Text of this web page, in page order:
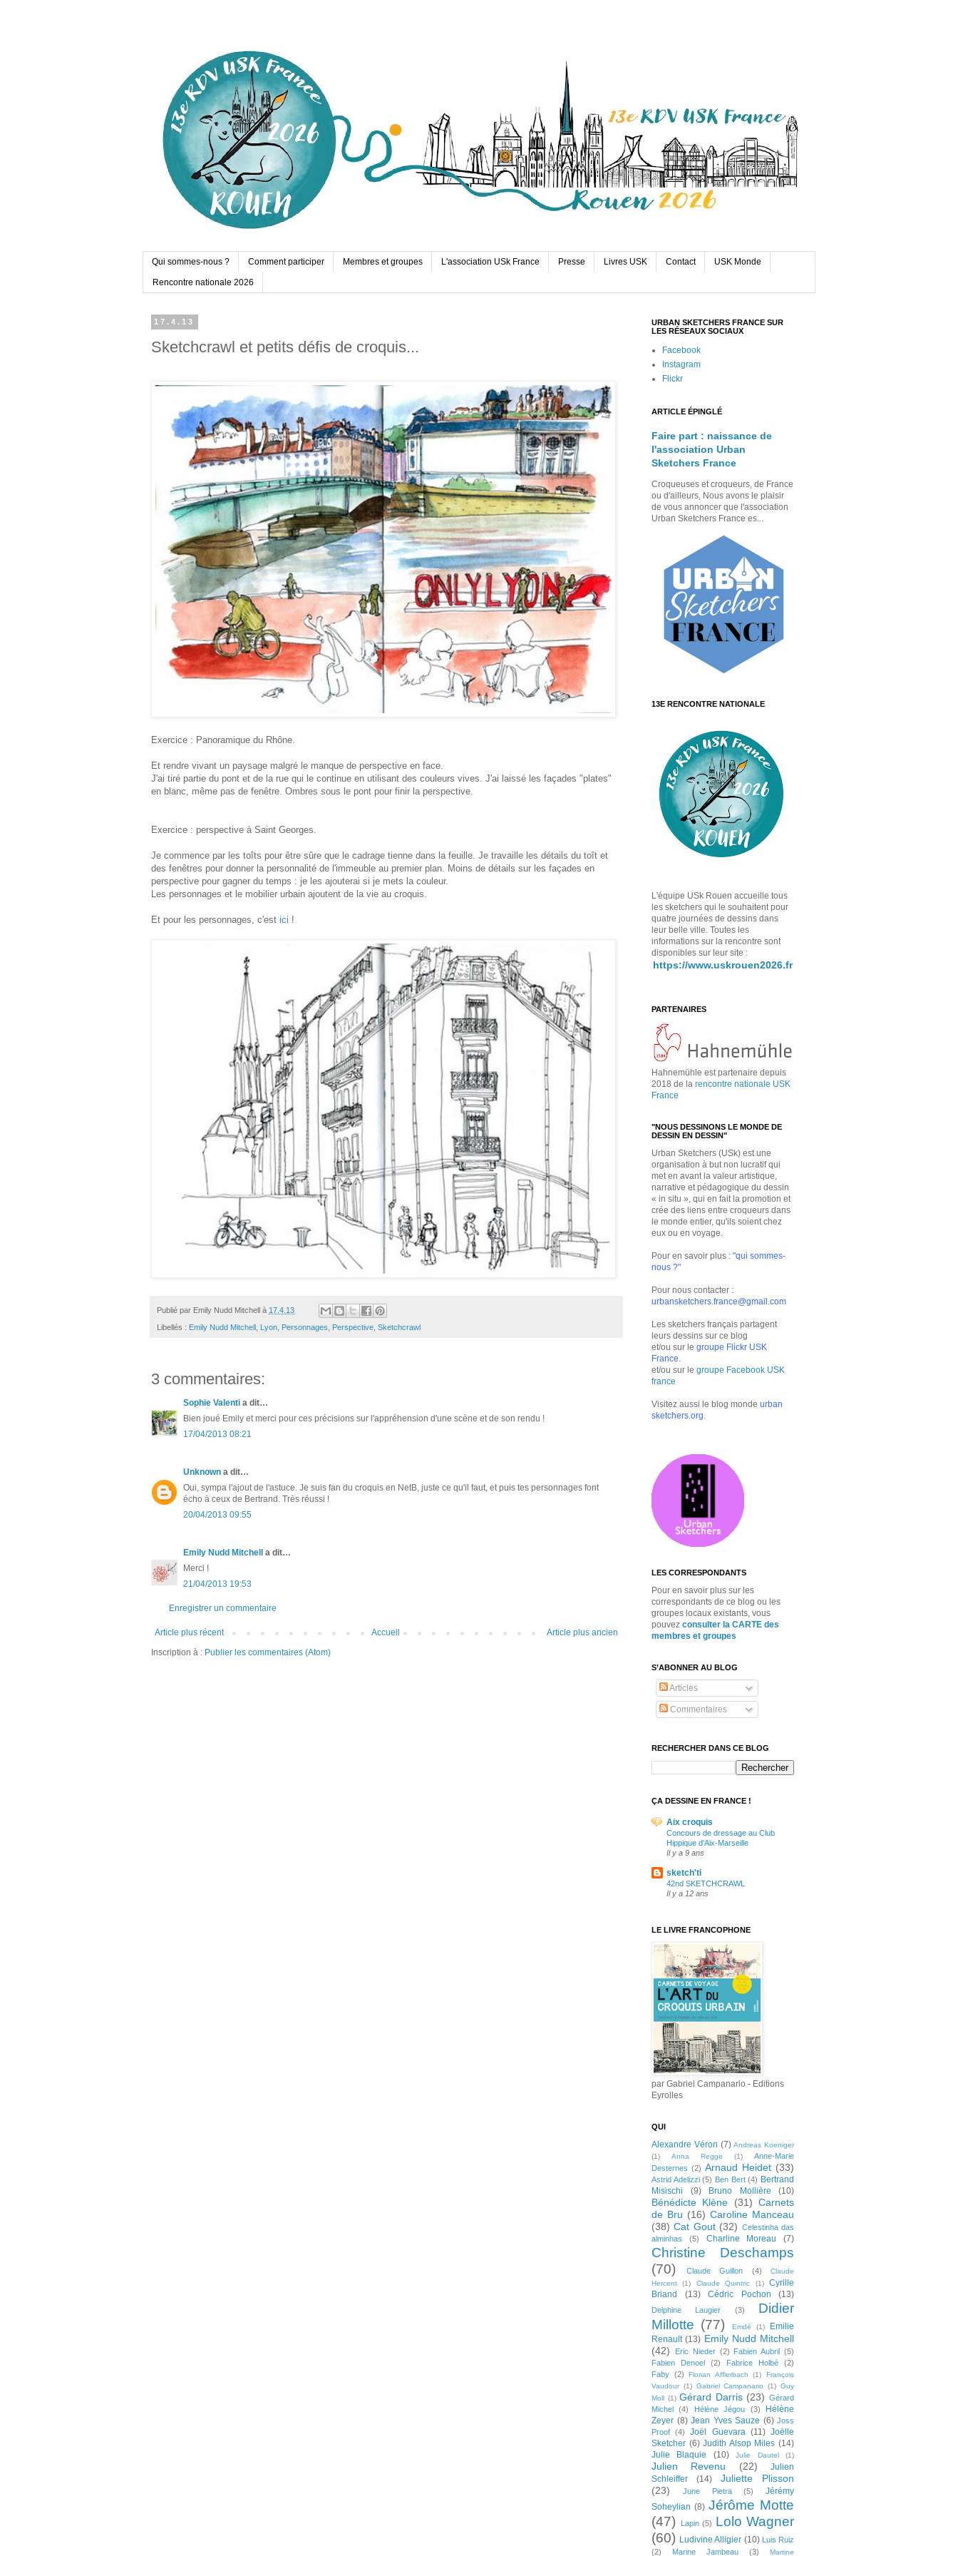
Qui sommes-nous ? Comment participer Membres et groupes L'association USk France Presse Livres USK Contact USK Monde
Rencontre nationale 2026
17.4.13
Sketchcrawl et petits défis de croquis...
Exercice : Panoramique du Rhône.
Et rendre vivant un paysage malgré le manque de perspective en face.
J'ai tiré partie du pont et de la rue qui le continue en utilisant des couleurs vives. J'ai laissé les façades "plates"
en blanc, même pas de fenêtre. Ombres sous le pont pour finir la perspective.
Exercice : perspective à Saint Georges.
Je commence par les toîts pour être sûre que le cadrage tienne dans la feuille. Je travaille les détails du toît et
des fenêtres pour donner la personnalité de l'immeuble au premier plan. Moins de détails sur les façades en
perspective pour gagner du temps : je les ajouterai si je mets la couleur.
Les personnages et le mobilier urbain ajoutent de la vie au croquis.
Et pour les personnages, c'est ici !
Publié par Emily Nudd Mitchell à 17.4.13
Libellés : Emily Nudd Mitchell Lyon Personnages Perspective Sketchcrawl
3 commentaires:
Sophie Valenti a dit…
Bien joué Emily et merci pour ces précisions sur l'appréhension d'une scène et de son rendu !
17/04/2013 08:21
Unknown a dit…
Oui, sympa l'ajout de l'astuce. Je suis fan du croquis en NetB, juste ce qu'il faut, et puis tes personnages font
écho à ceux de Bertrand. Très réussi !
20/04/2013 09:55
Emily Nudd Mitchell a dit…
Merci !
21/04/2013 19:53
Enregistrer un commentaire
Article plus récent Article plus ancien
Accueil
Inscription à : Publier les commentaires (Atom)
URBAN SKETCHERS FRANCE SUR
LES RÉSEAUX SOCIAUX
Facebook
Instagram
Flickr
ARTICLE ÉPINGLÉ
Faire part : naissance de
l'association Urban
Sketchers France
Croqueuses et croqueurs, de France
ou d'ailleurs, Nous avons le plaisir
de vous annoncer que l'association
Urban Sketchers France es...
13E RENCONTRE NATIONALE
L'équipe USk Rouen accueille tous
les sketchers qui le souhaitent pour
quatre journées de dessins dans
leur belle ville. Toutes les
informations sur la rencontre sont
disponibles sur leur site :
https://www.uskrouen2026.fr
PARTENAIRES
Hahnemühle est partenaire depuis
2018 de la rencontre nationale USK
France
"NOUS DESSINONS LE MONDE DE
DESSIN EN DESSIN"
Urban Sketchers (USk) est une
organisation à but non lucratif qui
met en avant la valeur artistique,
narrative et pédagogique du dessin
« in situ », qui en fait la promotion et
crée des liens entre croqueurs dans
le monde entier, qu'ils soient chez
eux ou en voyage.
Pour en savoir plus : "qui sommes-
nous ?"
Pour nous contacter :
urbansketchers.france@gmail.com
Les sketchers français partagent
leurs dessins sur ce blog
et/ou sur le groupe Flickr USK
France
et/ou sur le groupe Facebook USK
france
Visitez aussi le blog monde urban
sketchers.org
LES CORRESPONDANTS
Pour en savoir plus sur les
correspondants de ce blog ou les
groupes locaux existants, vous
pouvez consulter la CARTE des
membres et groupes
S’ABONNER AU BLOG
Articles
Commentaires
RECHERCHER DANS CE BLOG
ÇA DESSINE EN FRANCE !
Aix croquis
Concours de dressage au Club
Hippique d'Aix-Marseille
Il y a 9 ans
sketch'ti
42nd SKETCHCRAWL
Il y a 12 ans
LE LIVRE FRANCOPHONE
par Gabriel Campanario - Editions
Eyrolles
QUI
Alexandre Véron (7) Andreas Koeniger
(1)
Anna Regge (1)
Anne-Marie
Desternes (2) Arnaud Heidet (33)
Astrid Adelizzi (5) Ben Bert (4) Bertrand
Misischi
(9) Bruno Mollière (10)
Bénédicte Klène (31) Carnets
de Bru (16) Caroline Manceau
(38) Cat Gout (32) Celestinha das
alminhas
(5) Charline Moreau (7)
Christine Deschamps
(70)
Claude Guillon (4)
Claude
Hercent
(1) Claude Quintric (1)
Cyrille
Briand
(13) Cédric Pochon (13)
Delphine Laugier (3)
Didier
Millotte (77) Emdé (1)
Emilie
Renault (13) Emily Nudd Mitchell
(42)
Eric Nieder (2) Fabien Aubril (5)
Fabien Denoel
(2) Fabrice Holbé
(2)
Faby (2) Florian Afflerbach (1)
François
Vaudour (1) Gabriel Campanario (1) Guy
Moll (1) Gérard Darris (23) Gérard
Michel
(4) Hélène Jégou (3)
Hélène
Zeyer (8) Jean Yves Sauze (6) Joss
Proof
(4) Joël Guevara (11) Joëlle
Sketcher (6) Judith Alsop Miles (14)
Julie Blaquie
(10) Julie Dautel (1)
Julien Revenu (22)
Julien
Schleiffer
(14)
Juliette Plisson
(23)
June Pietra (5)
Jérémy
Soheylian (8) Jérôme Motte
(47)
Lapin (5) Lolo Wagner
(60) Ludivine Alligier (10) Luis Ruiz
(2)
Marine Jambeau (3) Martine